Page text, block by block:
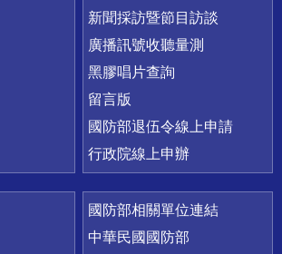
新聞採訪暨節目訪談
廣播訊號收聽量測
黑膠唱片查詢
留言版
國防部退伍令線上申請
行政院線上申辦
國防部相關單位連結
中華民國國防部